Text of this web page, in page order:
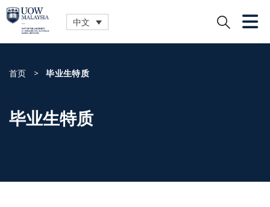
首页 > 毕业生特质
毕业生特质
中文